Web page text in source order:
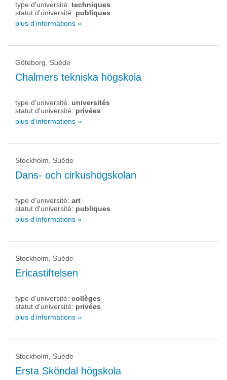
type d'université: techniques
statut d'université: publiques
plus d'informations »
Göteborg, Suède
Chalmers tekniska högskola
type d'université: universités
statut d'université: privées
plus d'informations »
Stockholm, Suède
Dans- och cirkushögskolan
type d'université: art
statut d'université: publiques
plus d'informations »
Stockholm, Suède
Ericastiftelsen
type d'université: collèges
statut d'université: privées
plus d'informations »
Stockholm, Suède
Ersta Sköndal högskola